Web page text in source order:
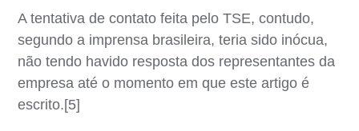
A tentativa de contato feita pelo TSE, contudo,
segundo a imprensa brasileira, teria sido inócua,
não tendo havido resposta dos representantes da
empresa até o momento em que este artigo é
escrito.[5]